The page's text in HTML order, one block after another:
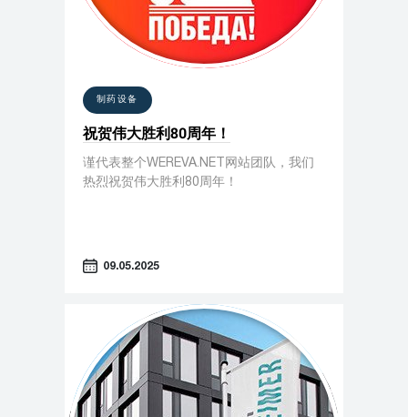
制药设备
祝贺伟大胜利80周年！
谨代表整个WEREVA.NET网站团队，我们
热烈祝贺伟大胜利80周年！
09.05.2025